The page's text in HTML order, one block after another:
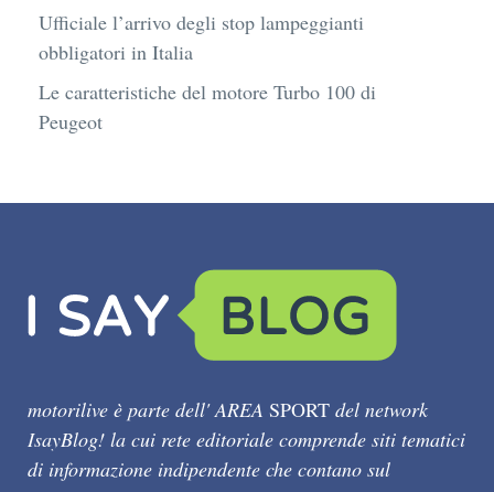
Ufficiale l’arrivo degli stop lampeggianti
obbligatori in Italia
Le caratteristiche del motore Turbo 100 di
Peugeot
motorilive è parte dell' AREA SPORT del network
IsayBlog! la cui rete editoriale comprende siti tematici
di informazione indipendente che contano sul